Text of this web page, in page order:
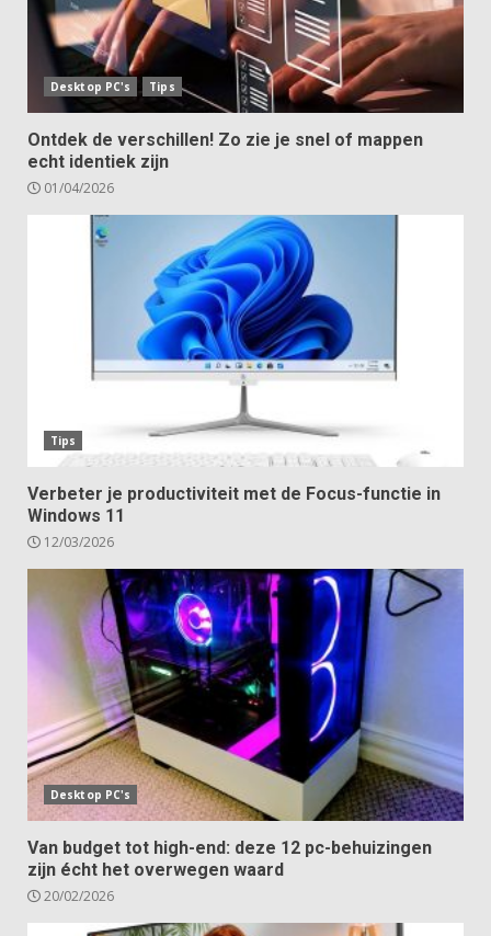
Desktop PC's Tips
Ontdek de verschillen! Zo zie je snel of mappen
echt identiek zijn
01/04/2026
Tips
Verbeter je productiviteit met de Focus-functie in
Windows 11
12/03/2026
Desktop PC's
Van budget tot high-end: deze 12 pc-behuizingen
zijn écht het overwegen waard
20/02/2026